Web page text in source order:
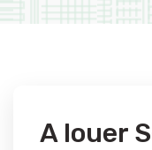
A louer